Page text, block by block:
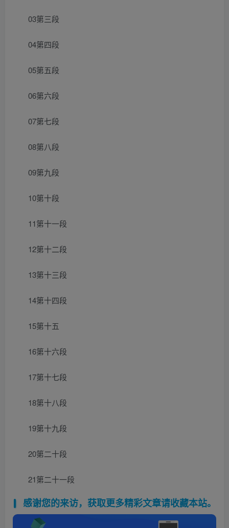
03第三段
04第四段
05第五段
06第六段
07第七段
08第八段
09第九段
10第十段
11第十一段
12第十二段
13第十三段
14第十四段
15第十五
16第十六段
17第十七段
18第十八段
19第十九段
20第二十段
21第二十一段
感谢您的来访，获取更多精彩文章请收藏本站。